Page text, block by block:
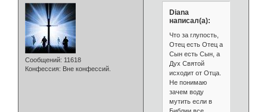
Сообщений: 11618
Конфессия: Вне конфессий.
Diana
написал(а):
Что за глупость,
Отец есть Отец а
Сын есть Сын, а
Дух Святой
исходит от Отца.
Не понимаю
зачем воду
мутить если в